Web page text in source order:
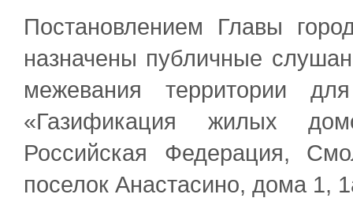
Постановлением Главы
назначены публичные
межевания территории
«Газификация жилых
Российская Федерация,
поселок Анастасино, дома 1,